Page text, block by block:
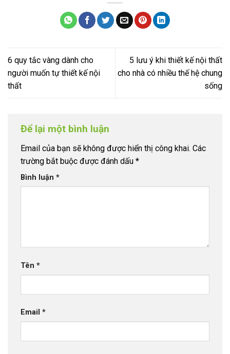
6 quy tắc vàng dành cho
người muốn tự thiết kế nội
thất
5 lưu ý khi thiết kế nội thất
cho nhà có nhiều thế hệ chung
sống
Để lại một bình luận
Email của bạn sẽ không được hiển thị công khai. Các
trường bắt buộc được đánh dấu *
Bình luận *
Tên *
Email *